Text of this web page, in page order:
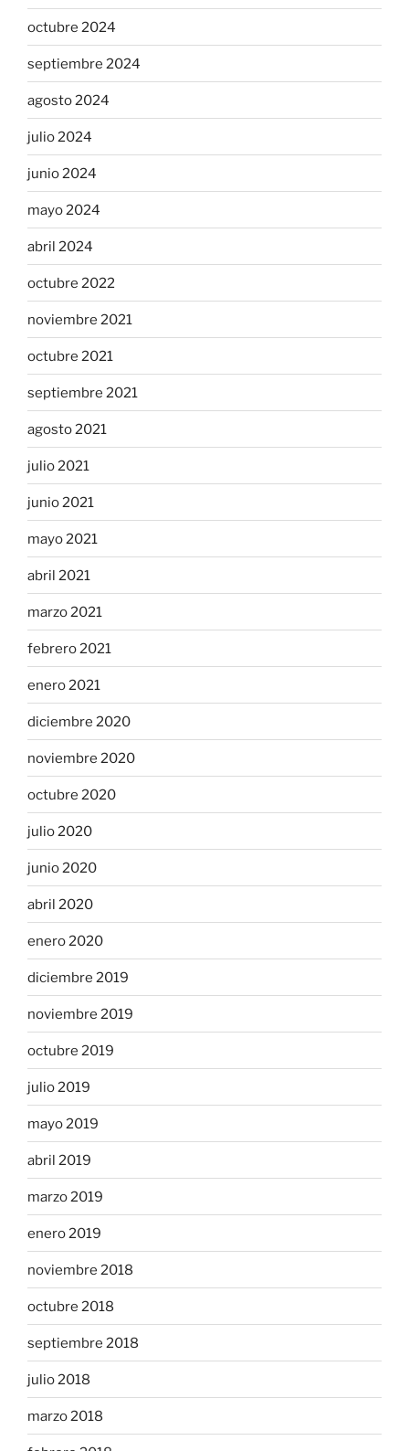
octubre 2024
septiembre 2024
agosto 2024
julio 2024
junio 2024
mayo 2024
abril 2024
octubre 2022
noviembre 2021
octubre 2021
septiembre 2021
agosto 2021
julio 2021
junio 2021
mayo 2021
abril 2021
marzo 2021
febrero 2021
enero 2021
diciembre 2020
noviembre 2020
octubre 2020
julio 2020
junio 2020
abril 2020
enero 2020
diciembre 2019
noviembre 2019
octubre 2019
julio 2019
mayo 2019
abril 2019
marzo 2019
enero 2019
noviembre 2018
octubre 2018
septiembre 2018
julio 2018
marzo 2018